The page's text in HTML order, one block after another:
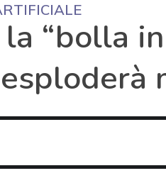
la “bolla